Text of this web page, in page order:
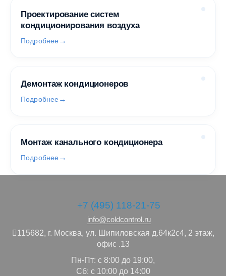
Проектирование систем
кондиционирования воздуха
Подробнее
Демонтаж кондиционеров
Подробнее
Монтаж канального кондиционера
Подробнее
+7 (495) 118-21-75
info@coldcontrol.ru
115682, г. Москва, ул. Шипиловская д.64к2с4, 2 этаж,
офис .13
Пн-Пт: с 8:00 до 19:00,
Сб: с 10:00 до 14:00